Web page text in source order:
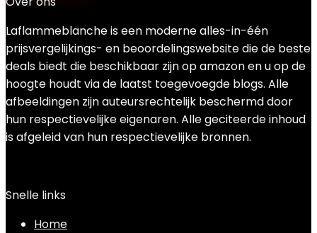
Laflammeblanche is een moderne alles-in-één
prijsvergelijkings- en beoordelingswebsite die de beste
deals biedt die beschikbaar zijn op amazon en u op de
hoogte houdt via de laatst toegevoegde blogs. Alle
afbeeldingen zijn auteursrechtelijk beschermd door
hun respectievelijke eigenaren. Alle geciteerde inhoud
is afgeleid van hun respectievelijke bronnen.
Snelle links
Home